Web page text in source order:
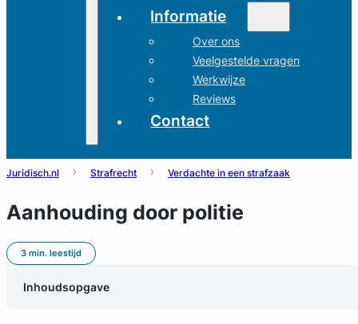
Informatie
Over ons
Veelgestelde vragen
Werkwijze
Reviews
Contact
Juridisch.nl Strafrecht Verdachte in een strafzaak
Aanhouding door politie
3 min. leestijd
Inhoudsopgave